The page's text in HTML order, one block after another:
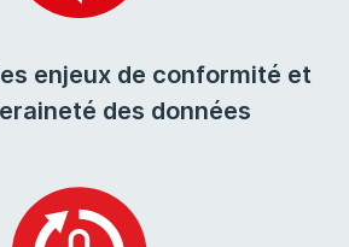
enjeux de conformité et
des données